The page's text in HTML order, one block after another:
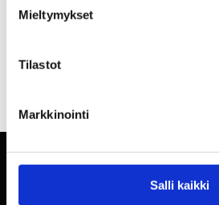
Mieltymykset
Tilastot
Markkinointi
Salli kaikki